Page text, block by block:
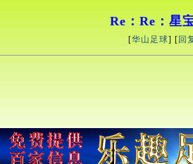
Re：Re：星
[华山足球] [ 回